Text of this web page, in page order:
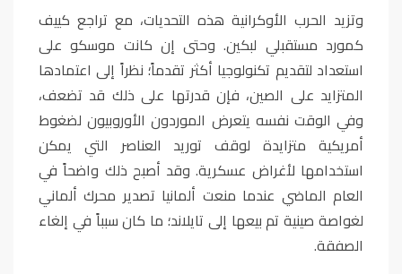
وتزيد الحرب الأوكرانية هذه التحديات، مع تراجع كييف
كمورد مستقبلي لبكين. وحتى إن كانت موسكو على
استعداد لتقديم تكنولوجيا أكثر تقدماً؛ نظراً إلى اعتمادها
المتزايد على الصين، فإن قدرتها على ذلك قد تضعف،
وفي الوقت نفسه يتعرض الموردون الأوروبيون لضغوط
أمريكية متزايدة لوقف توريد العناصر التي يمكن
استخدامها لأغراض عسكرية. وقد أصبح ذلك واضحاً في
العام الماضي عندما منعت ألمانيا تصدير محرك ألماني
لغواصة صينية تم بيعها إلى تايلاند؛ ما كان سبباً في إلغاء
الصفقة.